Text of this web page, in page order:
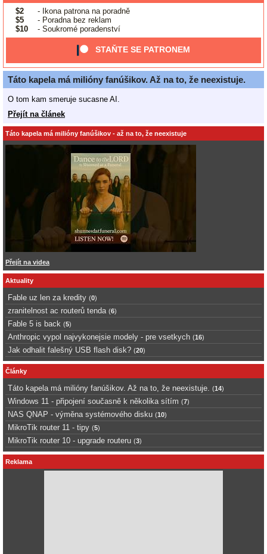
$2
- Ikona patrona na poradně
$5
- Poradna bez reklam
$10
- Soukromé poradenství
STAŇTE SE PATRONEM
Táto kapela má milióny fanúšikov. Až na to, že neexistuje.
O tom kam smeruje sucasne AI.
Přejít na článek
Táto kapela má milióny fanúšikov - až na to, že neexistuje
Přejít na videa
Aktuality
Fable uz len za kredity (0)
zranitelnost ac routerů tenda (6)
Fable 5 is back (5)
Anthropic vypol najvykonejsie modely - pre vsetkych (16)
Jak odhalit falešný USB flash disk? (20)
Články
Táto kapela má milióny fanúšikov. Až na to, že neexistuje. (14)
Windows 11 - připojení současně k několika sítím (7)
NAS QNAP - výměna systémového disku (10)
MikroTik router 11 - tipy (5)
MikroTik router 10 - upgrade routeru (3)
Reklama